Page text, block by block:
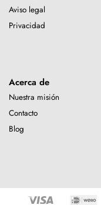
Aviso legal
Privacidad
Acerca de
Nuestra misión
Contacto
Blog